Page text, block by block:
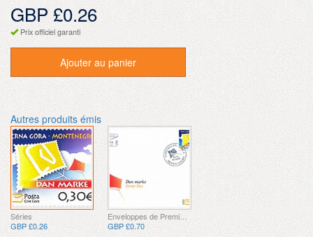
GBP £0.26
Prix officiel garanti
Ajouter au panier
Autres produits émis
Séries
GBP £0.26
GBP £0.70